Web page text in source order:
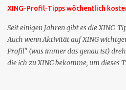
XING-Profil-Tipps wöchentlich
Seit einigen Jahren gibt es die XING-
Auch wenn Aktivität auf XING
Profil" (was immer das genau ist)
die ich zu XING bekomme, um dieses